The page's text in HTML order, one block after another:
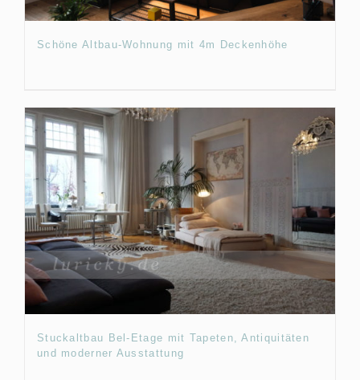
Schöne Altbau-Wohnung mit 4m Deckenhöhe
Stuckaltbau Bel-Etage mit Tapeten, Antiquitäten
und moderner Ausstattung